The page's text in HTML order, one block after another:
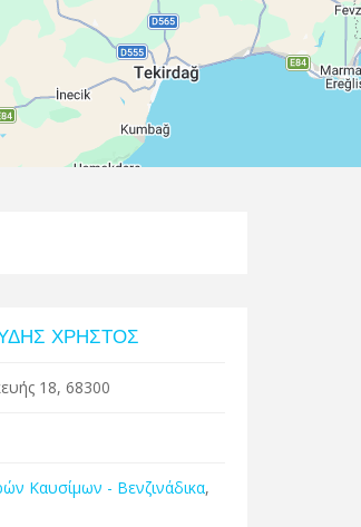
ΧΡΗΣΤΟΣ
18, 68300
Καυσίμων - Βενζινάδικα,